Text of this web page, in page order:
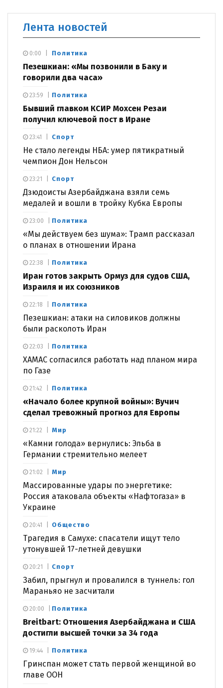
Лента новостей
Политика
Пезешкиан: «Мы позвонили в Баку и
говорили два часа»
0:00
Политика
Бывший главком КСИР Мохсен Резаи
получил ключевой пост в Иране
23:59
Спорт
Не стало легенды НБА: умер пятикратный
чемпион Дон Нельсон
23:41
Спорт
Дзюдоисты Азербайджана взяли семь
медалей и вошли в тройку Кубка Европы
23:21
Политика
«Мы действуем без шума»: Трамп рассказал
о планах в отношении Ирана
23:00
Политика
Иран готов закрыть Ормуз для судов США,
Израиля и их союзников
22:38
Политика
Пезешкиан: атаки на силовиков должны
были расколоть Иран
22:18
Политика
ХАМАС согласился работать над планом мира
по Газе
22:03
Политика
«Начало более крупной войны»: Вучич
сделал тревожный прогноз для Европы
21:42
Мир
«Камни голода» вернулись: Эльба в
Германии стремительно мелеет
21:22
Мир
Массированные удары по энергетике:
Россия атаковала объекты «Нафтогаза» в
Украине
21:02
Общество
Трагедия в Самухе: спасатели ищут тело
утонувшей 17-летней девушки
20:41
Спорт
Забил, прыгнул и провалился в туннель: гол
Мараньяо не засчитали
20:21
Политика
Breitbart: Отношения Азербайджана и США
достигли высшей точки за 34 года
20:00
Политика
Гринспан может стать первой женщиной во
главе ООН
19:44